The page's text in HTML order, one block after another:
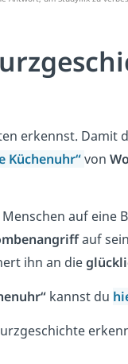
erkennst. Damit
Küchenuhr“von
auf eine
auf
ihn an die
kannst du